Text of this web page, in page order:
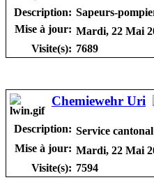
Description: Sapeurs-
Mise à jour: Mardi, 22 Mai
Visite(s): 7689
Chemiewehr Uri
Description: Service
Mise à jour: Mardi, 22 Mai
Visite(s): 7594